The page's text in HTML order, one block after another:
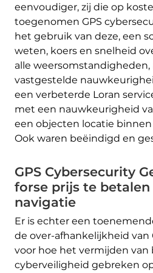
eenvoudiger, zij die op
toegenomen GPS
het gebruik van deze, een
weten, koers en snelheid
alle
vastgestelde
een verbeterde Loran
met een nauwkeurigheid
een objecten locatie
Ook waren beëindigd en
GPS Cybersecurity
forse prijs te betalen
navigatie
Er is echter een
de over-afhankelijkheid van
voor hoe het vermijden van
cyberveiligheid gebreken